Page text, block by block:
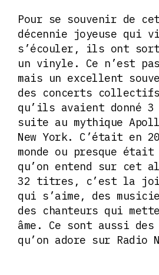
Pour se souvenir de
décennie joyeuse qui
s’écouler, ils ont
un vinyle. Ce n’est
mais un excellent
des concerts
qu’ils avaient donné
suite au mythique
New York. C’était en
monde ou presque
qu’on entend sur cet
32 titres, c’est la
qui s’aime, des
des chanteurs qui
âme. Ce sont aussi des
qu’on adore sur Radio